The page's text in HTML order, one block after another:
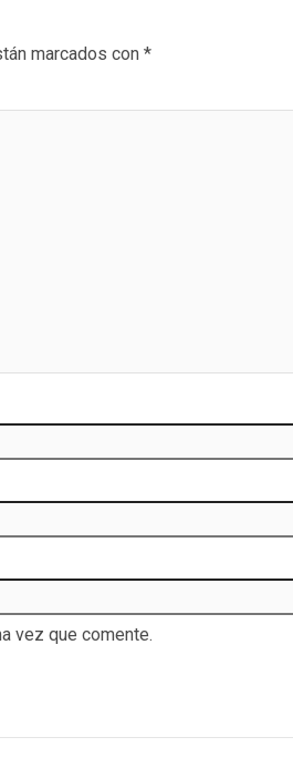
marcados con *
vez que comente.